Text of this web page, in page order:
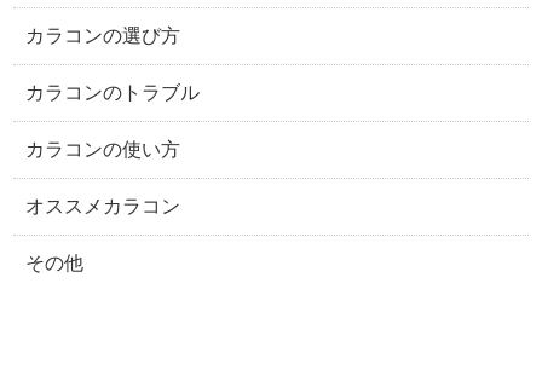
カラコンの選び方
カラコンのトラブル
カラコンの使い方
オススメカラコン
その他